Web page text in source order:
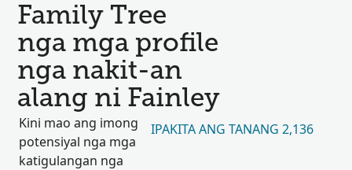
Family Tree
nga mga profile
nga nakit-an
alang ni Fainley
Kini mao ang imong
potensiyal nga mga
katigulangan nga
IPAKITA ANG TANANG 2,136